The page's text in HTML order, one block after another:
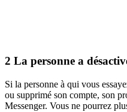
2 La personne a
Si la personne à qui vous
ou supprimé son compte, son
Messenger. Vous ne pourrez